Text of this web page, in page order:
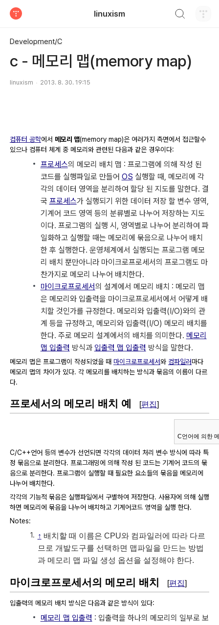
linuxism
Development/C
c - 메모리 맵(memory map)
linuxism 2013. 8. 30. 19:15
컴퓨터 공학에서 메모리 맵(memory map)은 여러가지 측면에서 접근할수
있으나 컴퓨터 체계 중 메모리와 관련된 다음과 같은 경우이다:
프로세스의 메모리 배치 맵 : 프로그램에 의해 작성 된
코드를 실행파일로 만들어 OS 실행할 때, 메모리에 각
각의 데이터 영역을 분리하여 할당 된 지도를 말한다. 결
국 프로세스가 실행되기 위한 데이터 저장 할 변수 영역,
기계어 코드 영역 등의 분류별로 나누어 저장하는 지도
이다. 프로그램의 실행 시, 영역별로 나누어 분리하여 파
일화하고 실행할 때는 메모리에 묶음으로 나누어 배치
한 후 실행한다. 운영체계에서 실행되는 프로그램 메모
리 배치 뿐만아니라 마이크로프로세서의 프로그램도 마
찬가지로 메모리 나누어 배치한다.
마이크로프로세서의 설계에서 메모리 배치 : 메모리 맵
은 메모리와 입출력을 마이크로프로세서에서 어떻게 배
치할 것인가를 규정한다. 메모리와 입출력(I/O)와의 관
계 등을 규정하고, 메모리와 입출력(I/O) 메모리 배치를
한다. 주로 메모리 설계에서의 배치를 의미한다. 메모리
맵 입출력 방식과 입출력 맵 입출력 방식을 말한다.
메모리 맵은 프로그램이 작성되었을 때 마이크로프로세서와 컴파일러마다
메모리 맵의 차이가 있다. 각 메모리를 배치하는 방식과 묶음의 이름이 다르
다.
프로세서의 메모리 배치 예 [편집]
C언어에 의한
C/C++언어 등의 변수가 선언되면 각각의 데이터 처리 변수 방식에 따라 특
정 묶음으로 분리한다. 프로그래밍에 의해 작성 된 코드는 기계어 코드의 묶
음으로 분리한다. 프로그램이 실행할 때 필요한 요소들의 묶음을 메모리에
나누어 배치한다.
각각의 기능적 묶음은 실행파일에서 구별하여 저장한다. 사용자에 의해 실행
하면 메모리에 묶음을 나누어 배치하고 기계어코드 영역을 실행 한다.
Notes:
↑ 배치할 때 이름은 CPU와 컴파일러에 따라 다르
므로 개발도구를 선택하면 맵파일을 만드는 방법
과 메모리 맵 파일 생성 옵션을 설정해야 한다.
마이크로프로세서의 메모리 배치 [편집]
입출력의 메모리 배치 방식은 다음과 같은 방식이 있다:
메모리 맵 입출력 : 입출력을 하나의 메모리의 일부로 보